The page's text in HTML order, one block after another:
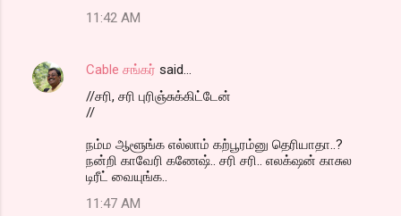
11:42 AM
Cable சங்கர் said…
//ச‌ரி, ச‌ரி புரிஞ்சுக்கிட்டேன்
//
நம்ம ஆளூங்க எல்லாம் கற்பூரம்னு தெரியாதா..?
நன்றி காவேரி கணேஷ்.. சரி சரி.. எலக்‌ஷன் காசுல
டிரீட் வையுங்க..
11:47 AM